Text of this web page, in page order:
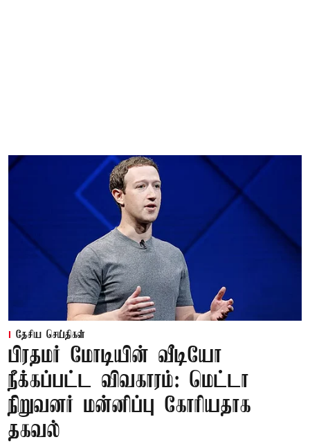
தேசிய செய்திகள்
பிரதமர் மோடியின் வீடியோ
நீக்கப்பட்ட விவகாரம்: மெட்டா
நிறுவனர் மன்னிப்பு கோரியதாக
தகவல்